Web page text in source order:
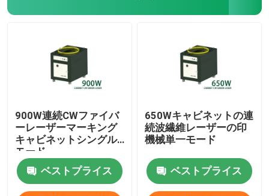
900W連続CWファイバ
ーレーザーマーキング
キャビネットシングル
モード
ベストプライス
650Wキャビネットの連
続波繊維レーザーの印
機械単一モード
ベストプライス